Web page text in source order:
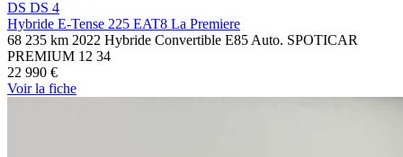
DS DS 4
Hybride E-Tense 225 EAT8 La Premiere
68 235 km 2022 Hybride Convertible E85 Auto. SPOTICAR
PREMIUM 12 34
22 990 €
Voirla fiche